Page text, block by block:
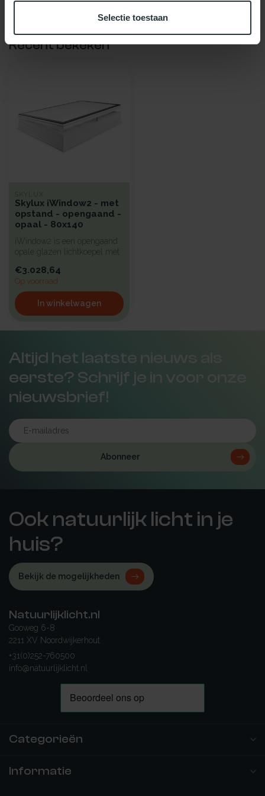
Selectie toestaan
Recent bekeken
SKYLUX
Skylux iWindow2 - met
opstand - opengaand -
opaal - 80x140
iWindow2 is een opengaand
opale glazen lichtkoepel met
€3.028,64
Op voorraad
In winkelwagen
Altijd het laatste nieuws als
eerste? Schrijf je in voor onze
nieuwsbrief!
Abonneer
Ook natuurlijk licht in je
huis?
Bekijk de mogelijkheden
Natuurlijklicht.nl
Gooweg 6-8
2211 XV Noordwijkerhout
+31(0)252-760500
info@natuurlijklicht.nl
Categorieën
Informatie